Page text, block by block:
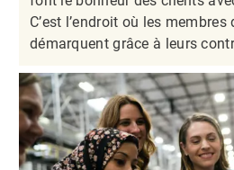
C’est l’endroit où les membres
démarquent grâce à leurs